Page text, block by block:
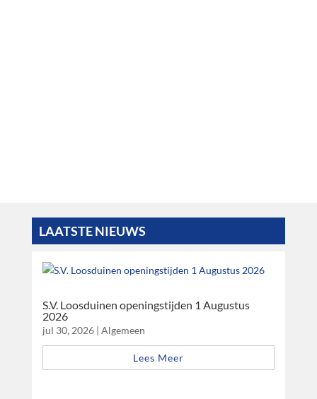
LAATSTE NIEUWS
S.V. Loosduinen openingstijden 1 Augustus
2026
jul 30, 2026| Algemeen
Lees Meer